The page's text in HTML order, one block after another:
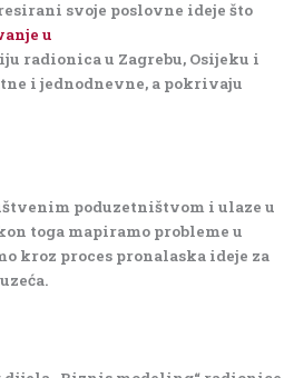
svoje poslovne ideje što
u
radionica u Zagrebu, Osijeku i
i jednodnevne, a pokrivaju
poduzetništvom i ulaze u
toga mapiramo probleme u
kroz proces pronalaska ideje za